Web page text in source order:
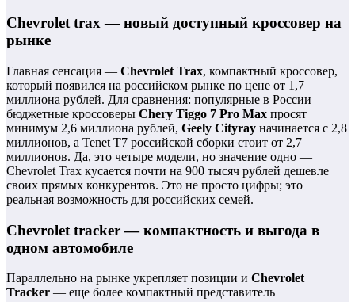
Chevrolet trax — новый доступный кроссовер на
рынке
Главная сенсация — Chevrolet Trax, компактный кроссовер,
который появился на российском рынке по цене от 1,7
миллиона рублей. Для сравнения: популярные в России
бюджетные кроссоверы Chery Tiggo 7 Pro Max просят
минимум 2,6 миллиона рублей, Geely Cityray начинается с 2,8
миллионов, а Tenet T7 российской сборки стоит от 2,7
миллионов. Да, это четыре модели, но значение одно —
Chevrolet Trax кусается почти на 900 тысяч рублей дешевле
своих прямых конкурентов. Это не просто цифры; это
реальная возможность для российских семей.
Chevrolet tracker — компактность и выгода в
одном автомобиле
Параллельно на рынке укрепляет позиции и Chevrolet
Tracker — еще более компактный представитель